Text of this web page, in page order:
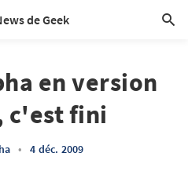
de Geek
en version
c'est fini
• 4 déc. 2009